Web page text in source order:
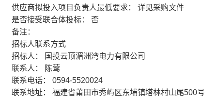
供应商拟投入项目负责人最低要求：
详见采购文件
是否接受联合体投标：
否
备注：
招标人联系方式
招标人：
国投云顶湄洲湾电力有限公司
联系人：
陈莺
联系电话：
0594-5520024
联系地址：
福建省莆田市秀屿区东埔镇塔林村山尾500号